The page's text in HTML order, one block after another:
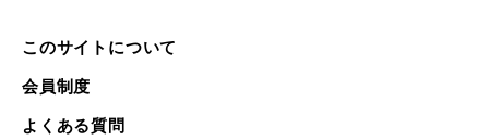
このサイトについて
会員制度
よくある質問